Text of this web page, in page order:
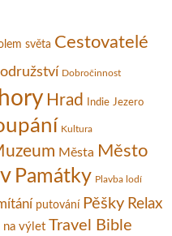
světa Cestovatelé
Dobročinnost
hory Hrad Indie Jezero
Kultura
Města Město
Památky Plavba lodí
putování Pěšky Relax
na výlet Travel Bible